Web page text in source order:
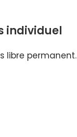
individuel
libre permanent.